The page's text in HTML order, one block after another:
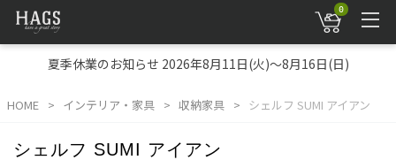
0
夏季休業のお知らせ 2026年8月11日(火)～8月16日(日)
HOME インテリア・家具 収納家具 シェルフ SUMI アイアン
シェルフ SUMI アイアン